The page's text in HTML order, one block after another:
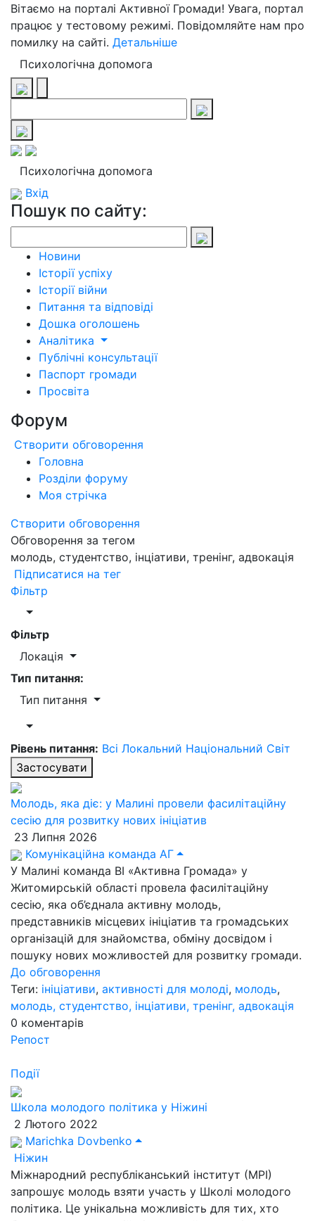
Вітаємо на порталі Активної Громади! Увага, портал
працює у тестовому режимі. Повідомляйте нам про
помилку на сайті. Детальніше
Психологічна допомога
Психологічна допомога
Вхід
Пошук по сайту:
Новини
Історії успіху
Історії війни
Питання та відповіді
Дошка оголошень
Аналітика
Публічні консультації
Паспорт громади
Просвіта
Форум
Створити обговорення
Головна
Розділи форуму
Моя стрічка
Створити обговорення
Обговорення за тегом
молодь, студентство, інціативи, тренінг, адвокація
Підписатися на тег
Фільтр
Фільтр
Локація
Тип питання:
Тип питання
Рівень питання: Всі Локальний Національний Світ
Застосувати
Молодь, яка діє: у Малині провели фасилітаційну
сесію для розвитку нових ініціатив
23 Липня 2026
Комунікаційна команда АГ
У Малині команда ВІ «Активна Громада» у
Житомирській області провела фасилітаційну
сесію, яка об’єднала активну молодь,
представників місцевих ініціатив та громадських
організацій для знайомства, обміну досвідом і
пошуку нових можливостей для розвитку громади.
До обговорення
Теги: ініціативи, активності для молоді, молодь,
молодь, студентство, інціативи, тренінг, адвокація
0 коментарів
Репост
Події
Школа молодого політика у Ніжині
2 Лютого 2022
Marichka Dovbenko
Ніжин
Міжнародний республіканський інститут (МРІ)
запрошує молодь взяти участь у Школі молодого
політика. Це унікальна можливість для тих, хто